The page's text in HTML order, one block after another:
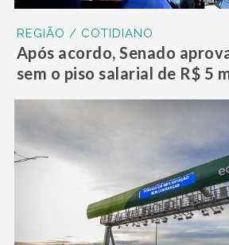
REGIÃO / COTIDIANO
Após acordo, Senado
sem o piso salarial de R$ 5